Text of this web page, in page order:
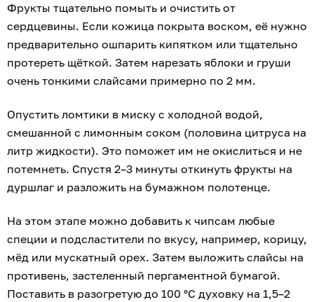
Фрукты тщательно помыть и очистить от
сердцевины. Если кожица покрыта воском, её нужно
предварительно ошпарить кипятком или тщательно
протереть щёткой. Затем нарезать яблоки и груши
очень тонкими слайсами примерно по 2 мм.
Опустить ломтики в миску с холодной водой,
смешанной с лимонным соком (половина цитруса на
литр жидкости). Это поможет им не окислиться и не
потемнеть. Спустя 2–3 минуты откинуть фрукты на
дуршлаг и разложить на бумажном полотенце.
На этом этапе можно добавить к чипсам любые
специи и подсластители по вкусу, например, корицу,
мёд или мускатный орех. Затем выложить слайсы на
противень, застеленный пергаментной бумагой.
Поставить в разогретую до 100 °С духовку на 1,5–2